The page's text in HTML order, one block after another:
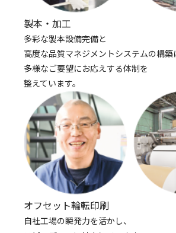
製本・加工
多彩な製本設備完備と
高度な品質マネジメントシステムの構築
多様なご要望にお応えする体制を
整えています。
オフセット輪転印刷
自社工場の瞬発力を活かし、